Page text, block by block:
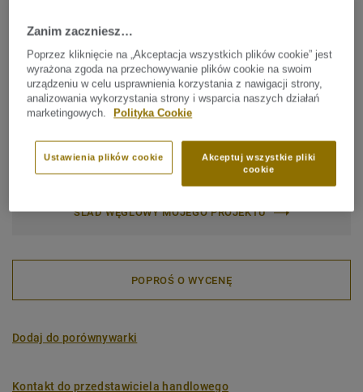
Produkowana w Szwecji iQ Optima jest globalnie
odpowiedzialnie dobranych materiałów i nadaje się do
recyklingu w ramach programu Tarkett ReStart®.
ruchu
Klasyfikacja przemysłowa:43 Intensywne natężenie ruchu
Zabezpieczenie powierzchni:iQ PUR
Rolka (1 nr SAP) Płytka (1 nr SAP)
Całkowity ślad węglowy (recykling)
2
ŚLAD WĘGLOWY MOJEGO PROJEKTU
POPROŚ O WYCENĘ
Dodaj do porównywarki
Kontakt do przedstawiciela handlowego
Zanim zaczniesz…
Poprzez kliknięcie na „Akceptacja wszystkich plików cookie” jest
wyrażona zgoda na przechowywanie plików cookie na swoim
urządzeniu w celu usprawnienia korzystania z nawigacji strony,
analizowania wykorzystania strony i wsparcia naszych działań
marketingowych.
Polityka Cookie
Akceptuj wszystkie pliki
cookie
Ustawienia plików cookie